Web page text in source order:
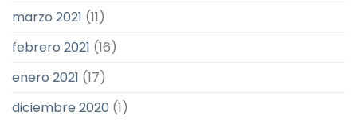
marzo 2021 (11)
febrero 2021 (16)
enero 2021 (17)
diciembre 2020 (1)